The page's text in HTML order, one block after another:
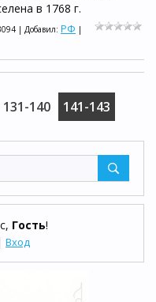
, Гость!
Вход
в 1768 г.
| Добавил: РФ |
131-140 141-143